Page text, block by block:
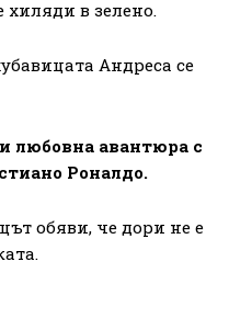
хиляди в зелено.
Андреса се
любовна авантюра с
Роналдо.
обяви, че дори не е